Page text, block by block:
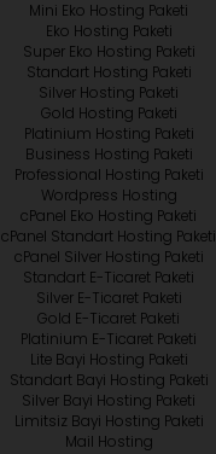
Mini Eko Hosting Paketi
Eko Hosting Paketi
Super Eko Hosting Paketi
Standart Hosting Paketi
Silver Hosting Paketi
Gold Hosting Paketi
Platinium Hosting Paketi
Business Hosting Paketi
Professional Hosting Paketi
Wordpress Hosting
cPanel Eko Hosting Paketi
cPanel Standart Hosting Paketi
cPanel Silver Hosting Paketi
Standart E-Ticaret Paketi
Silver E-Ticaret Paketi
Gold E-Ticaret Paketi
Platinium E-Ticaret Paketi
Lite Bayi Hosting Paketi
Standart Bayi Hosting Paketi
Silver Bayi Hosting Paketi
Limitsiz Bayi Hosting Paketi
Mail Hosting